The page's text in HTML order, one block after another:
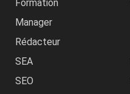
Formation
Manager
Rédacteur
SEA
SEO